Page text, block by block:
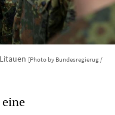
[Photo by Bundesregierug /